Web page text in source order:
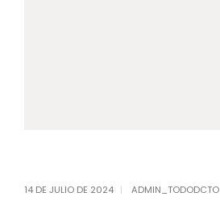
14 DE JULIO DE 2024 ADMIN_TODODCTO